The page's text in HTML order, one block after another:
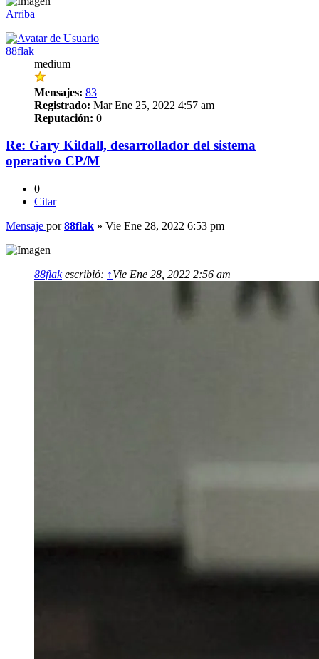
Arriba
88flak
medium
Mensajes: 83
Registrado: Mar Ene 25, 2022 4:57 am
Reputación: 0
Re: Gary Kildall, desarrollador del sistema
operativo CP/M
0
Citar
Mensaje por88flak » Vie Ene 28, 2022 6:53 pm
88flakescribió: ↑Vie Ene 28, 2022 2:56 am